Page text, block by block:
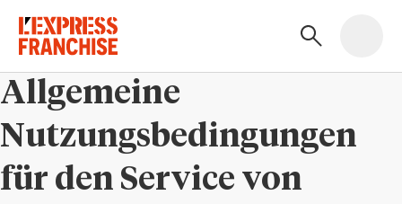
Allgemeine
Nutzungsbedingungen
für den Service von